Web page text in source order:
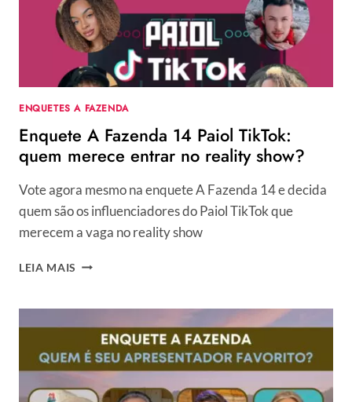
DE
VER
NO
REALITY
SHOW?
ENQUETES A FAZENDA
Enquete A Fazenda 14 Paiol TikTok:
quem merece entrar no reality show?
Vote agora mesmo na enquete A Fazenda 14 e decida
quem são os influenciadores do Paiol TikTok que
merecem a vaga no reality show
LEIA MAIS ENQUETE
14
PAIOL
TIKTOK:
QUEM
MERECE
ENTRAR